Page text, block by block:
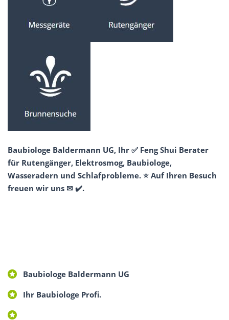
Baubiologe Baldermann UG, Ihr ✅ Feng Shui Berater
für Rutengänger, Elektrosmog, Baubiologe,
Wasseradern und Schlafprobleme. ⭐ Auf Ihren Besuch
freuen wir uns ✉ ✔️.
Baubiologe Baldermann UG
Ihr Baubiologe Profi.